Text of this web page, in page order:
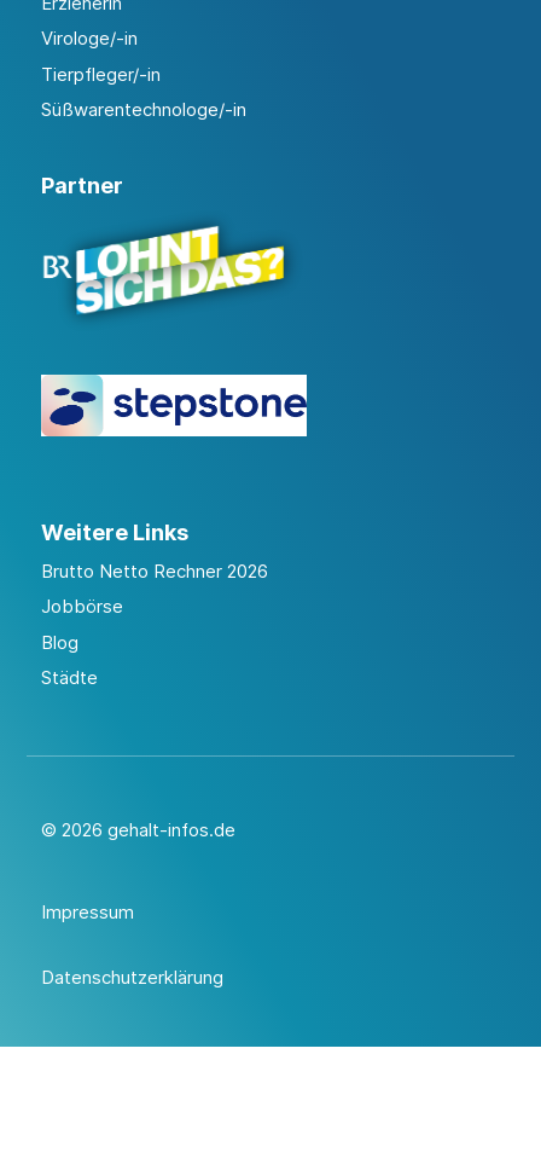
Virologe/-in
Tierpfleger/-in
Süßwarentechnologe/-in
Partner
Weitere Links
Brutto Netto Rechner 2026
Jobbörse
Blog
Städte
© 2026 gehalt-infos.de
Impressum
Datenschutzerklärung